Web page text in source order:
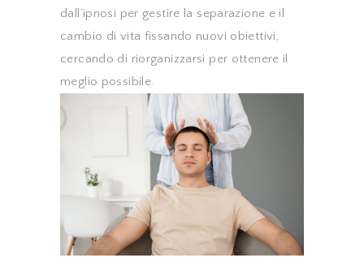
dall’ipnosi per gestire la separazione e il
cambio di vita fissando nuovi obiettivi,
cercando di riorganizzarsi per ottenere il
meglio possibile.